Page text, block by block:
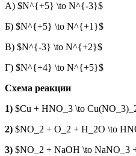
А) $N^{+5} \to N^{-3}$
Б) $N^{+5} \to N^{+1}$
В) $N^{-3} \to N^{+2}$
Г) $N^{+4} \to N^{+5}$
Схема реакции
1) $Cu + HNO_3 \to
2) $NO_2 + O_2 + H_2O \to
3) $NO_2 + NaOH \to NaNO_3